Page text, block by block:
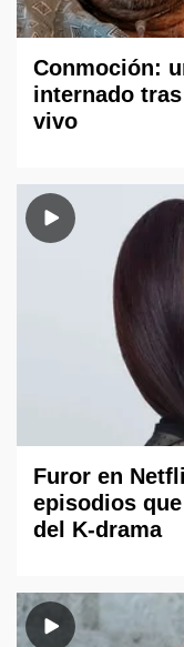
Conmoción:
internado
vivo
Furor en
episodios
del K-drama